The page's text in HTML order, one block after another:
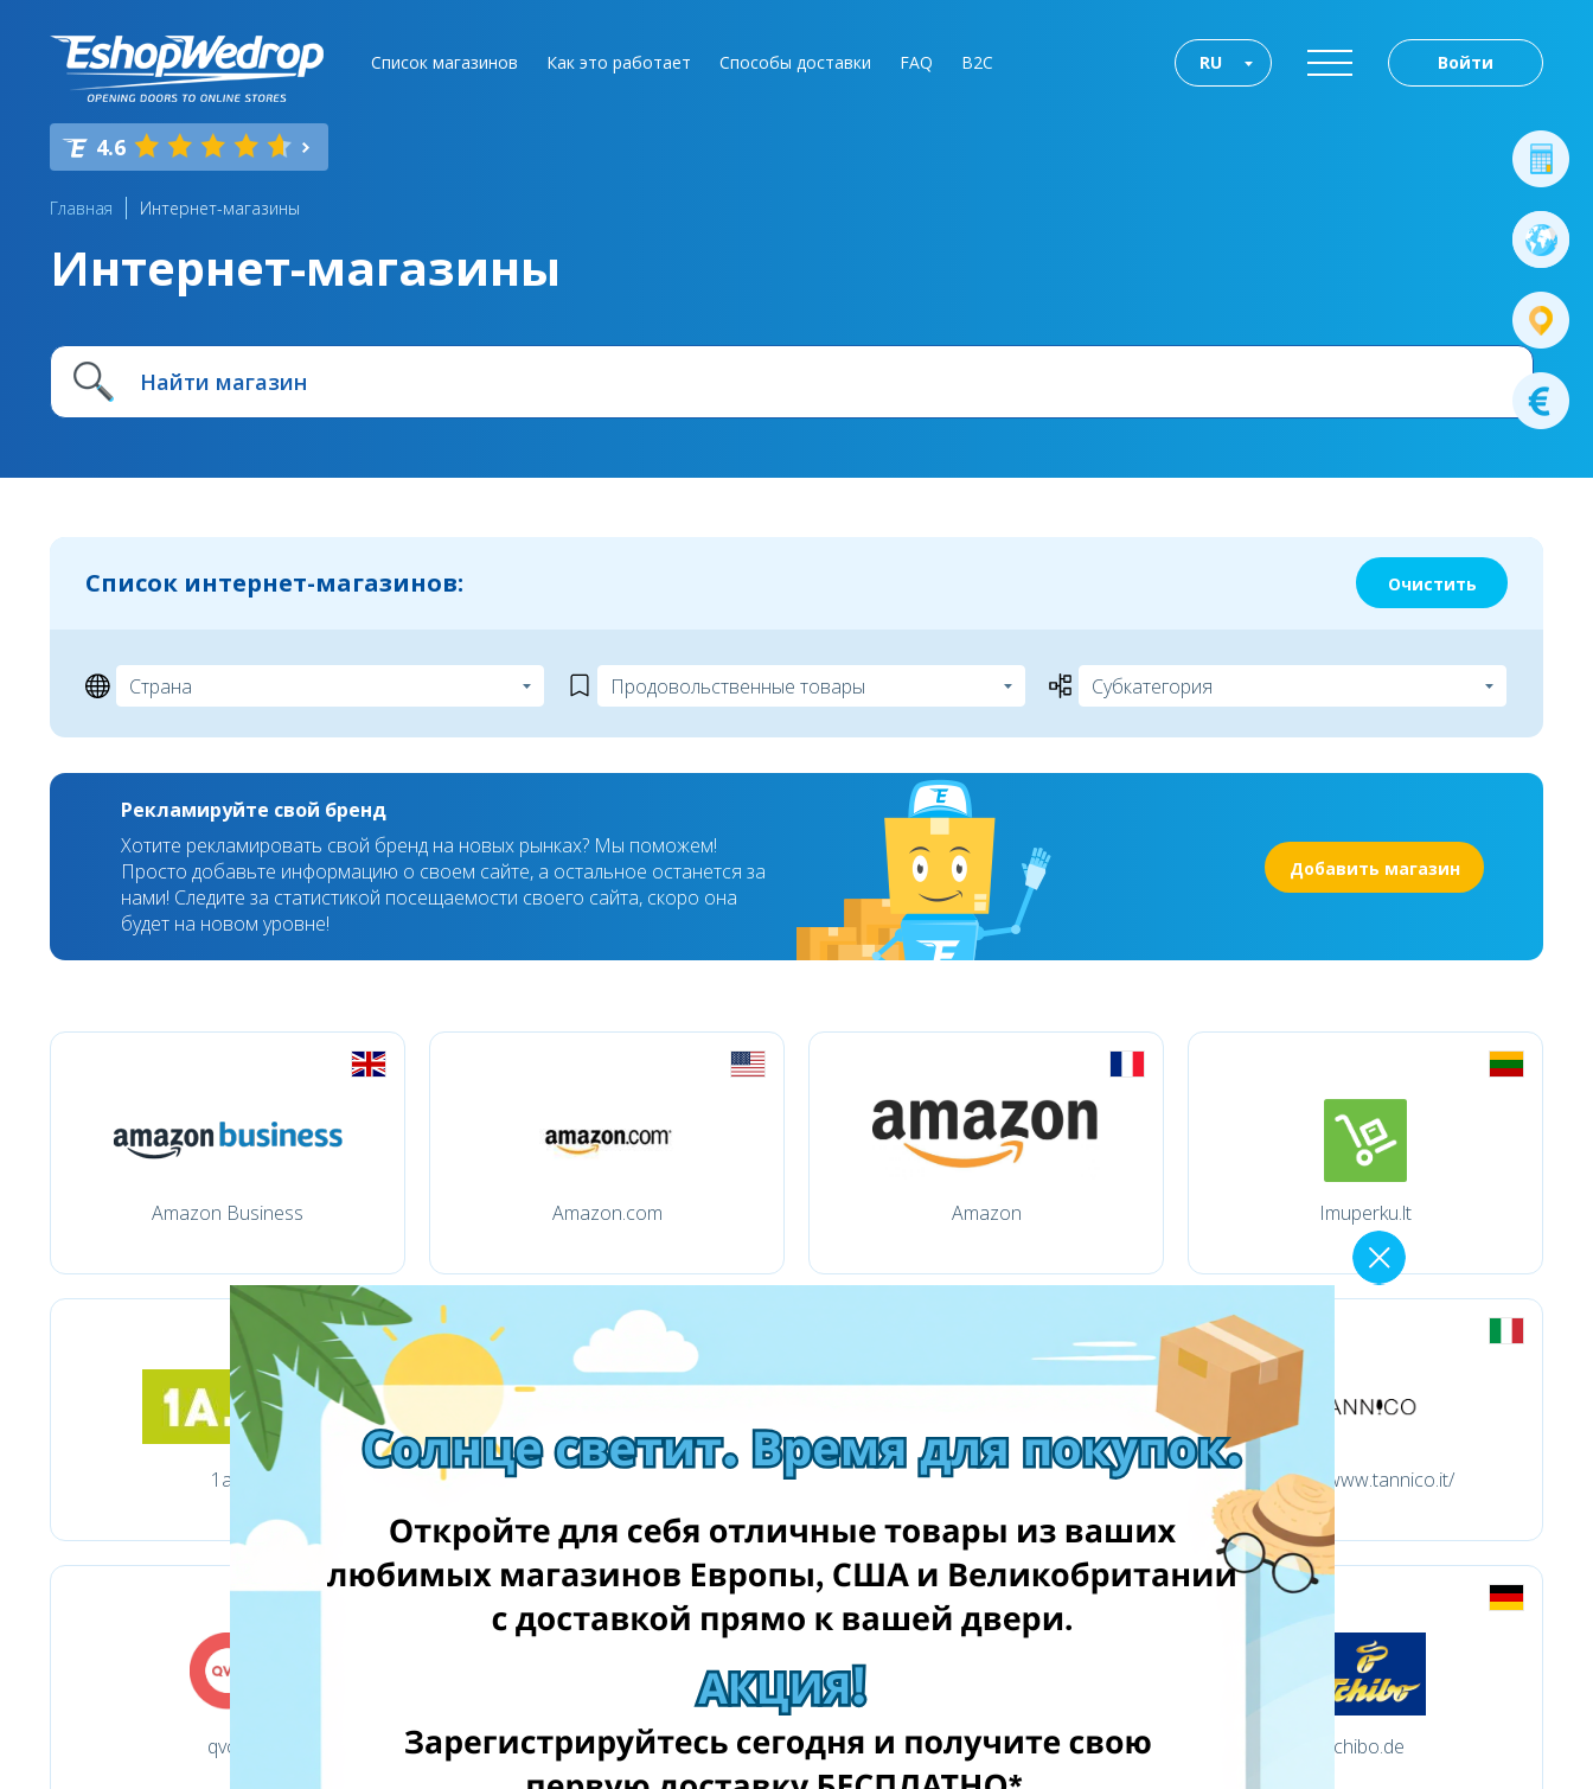
Список магазинов Как это работает Способы доставки FAQ B2C Войти
RU
4.6
Главная Интернет-магазины
Интернет-магазины
Список интернет-магазинов: Очистить
Рекламируйте свой бренд
Хотите рекламировать свой бренд на новых рынках? Мы поможем!
Просто добавьте информацию о своем сайте, а остальное останется за
нами! Следите за статистикой посещаемости своего сайта, скоро она
будет на новом уровне!
Добавить магазин
Amazon Business Amazon.com Amazon Imuperku.lt
1a.lt Allegro.pl http://www.tannico.it/
qvc.it amazon.it weltbild.de tchibo.de